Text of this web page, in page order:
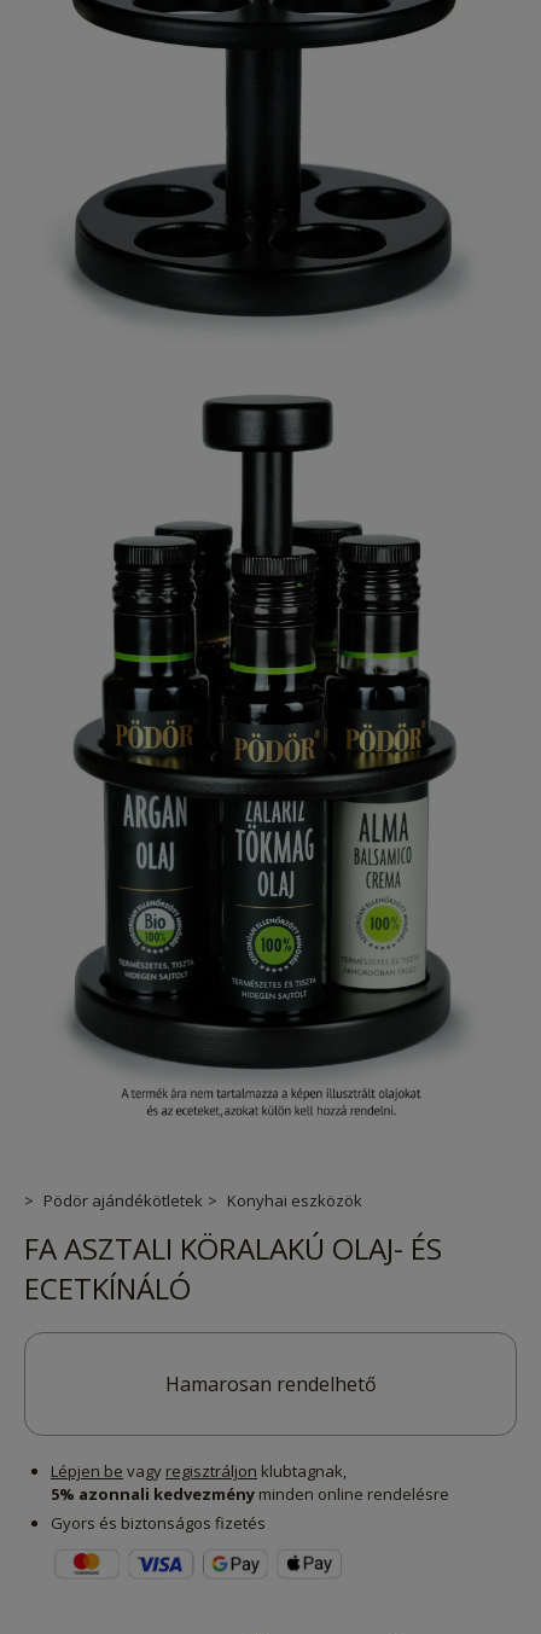
Pödör ajándékötletek Konyhai eszközök
FA ASZTALI KÖRALAKÚ OLAJ- ÉS
ECETKÍNÁLÓ
Hamarosan rendelhető
Lépjen be vagy regisztráljon klubtagnak,
5% azonnali kedvezmény minden online rendelésre
Gyors és biztonságos fizetés